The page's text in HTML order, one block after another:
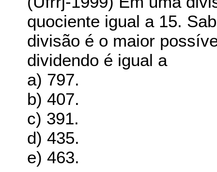
quociente igual a 15.
divisão é o maior
dividendo é igual a
a) 797.
b) 407.
c) 391.
d) 435.
e) 463.